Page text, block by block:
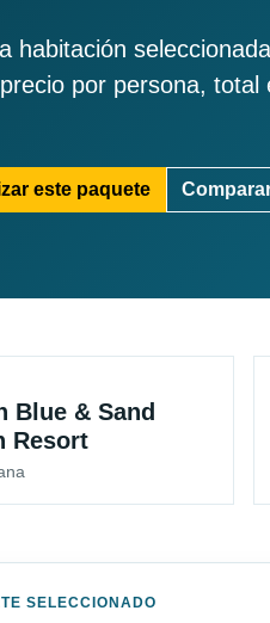
habitación
por persona,
este paquete
Blue & Sand
Resort
SELECCIONADO